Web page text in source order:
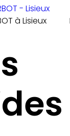
à Lisieux